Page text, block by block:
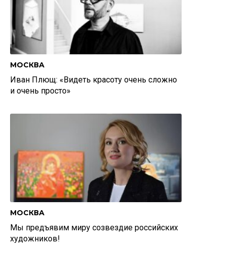
МОСКВА
Иван Плющ: «Видеть красоту очень сложно
и очень просто»
МОСКВА
Мы предъявим миру созвездие российских
художников!